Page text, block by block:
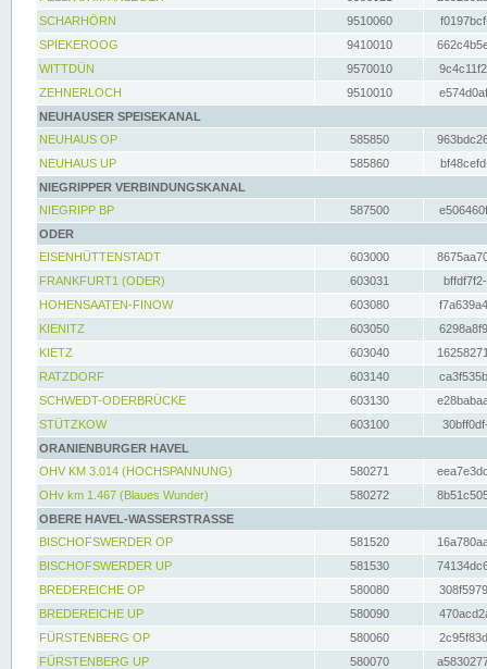
SCHARHÖRN
9510060
SPIEKEROOG
9410010
WITTDÜN
9570010
ZEHNERLOCH
9510010
NEUHAUSER SPEISEKANAL
NEUHAUS OP
585850
NEUHAUS UP
585860
NIEGRIPPER VERBINDUNGSKANAL
NIEGRIPP BP
587500
ODER
EISENHÜTTENSTADT
603000
FRANKFURT1 (ODER)
603031
HOHENSAATEN-FINOW
603080
KIENITZ
603050
KIETZ
603040
RATZDORF
603140
SCHWEDT-ODERBRÜCKE
603130
STÜTZKOW
603100
ORANIENBURGER HAVEL
OHV KM 3.014 (HOCHSPANNUNG)
580271
OHv km 1.467 (Blaues Wunder)
580272
OBERE HAVEL-WASSERSTRASSE
BISCHOFSWERDER OP
581520
BISCHOFSWERDER UP
581530
BREDEREICHE OP
580080
BREDEREICHE UP
580090
FÜRSTENBERG OP
580060
FÜRSTENBERG UP
580070